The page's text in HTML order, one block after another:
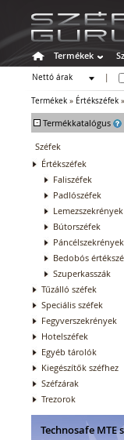
Termékek
Nettó árak
Termékek » Értékszéfek »
- Termékkatalógus
Széfek
Értékszéfek
Faliszéfek
Padlószéfek
Lemezszekrények
Bútorszéfek
Páncélszekrények
Bedobós
Szuperkasszák
Tűzálló széfek
Speciális széfek
Fegyverszekrények
Hotelszéfek
Egyéb tárolók
Kiegészítők széfhez
Széfzárak
Trezorok
Technosafe MTE